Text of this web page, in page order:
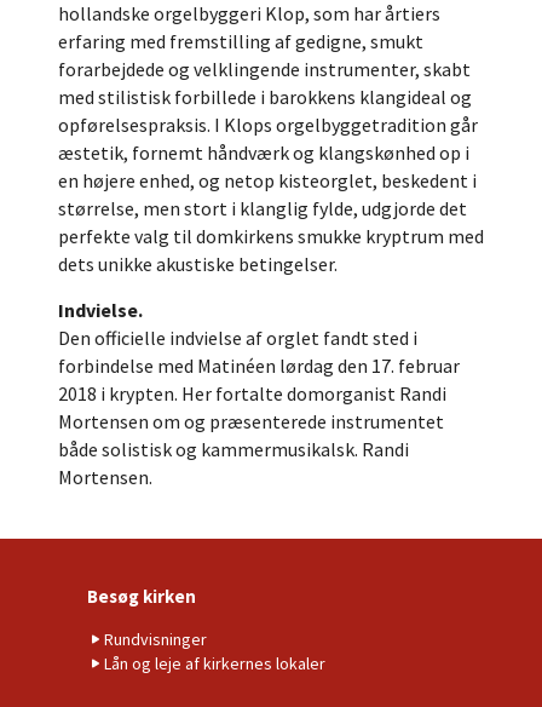
hollandske orgelbyggeri Klop, som har årtiers
erfaring med fremstilling af gedigne, smukt
forarbejdede og velklingende instrumenter, skabt
med stilistisk forbillede i barokkens klangideal og
opførelsespraksis. I Klops orgelbyggetradition går
æstetik, fornemt håndværk og klangskønhed op i
en højere enhed, og netop kisteorglet, beskedent i
størrelse, men stort i klanglig fylde, udgjorde det
perfekte valg til domkirkens smukke kryptrum med
dets unikke akustiske betingelser.
Indvielse.
Den officielle indvielse af orglet fandt sted i
forbindelse med Matinéen lørdag den 17. februar
2018 i krypten. Her fortalte domorganist Randi
Mortensen om og præsenterede instrumentet
både solistisk og kammermusikalsk. Randi
Mortensen.
Besøg kirken
Rundvisninger
Lån og leje af kirkernes lokaler